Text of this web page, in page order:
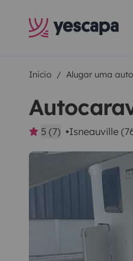
Inicio Alugar uma
5 (7) Isneauville